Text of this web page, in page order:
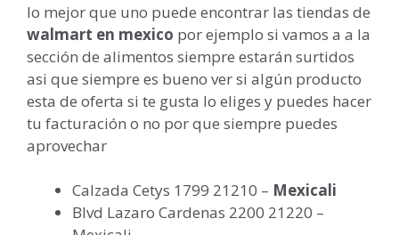
lo mejor que uno puede encontrar las tiendas de
walmart en mexico por ejemplo si vamos a a la
sección de alimentos siempre estarán surtidos
asi que siempre es bueno ver si algún producto
esta de oferta si te gusta lo eliges y puedes hacer
tu facturación o no por que siempre puedes
aprovechar
Calzada Cetys 1799 21210 – Mexicali
Blvd Lazaro Cardenas 2200 21220 –